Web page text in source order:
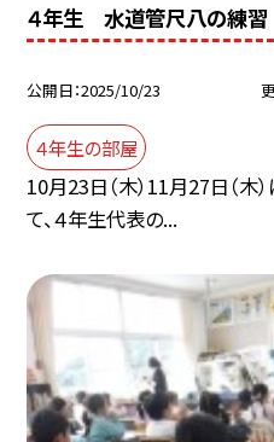
４年生 水道管尺八の練習
公開日 2025/10/23
４年生の部屋
10月23日（木）11月27日（木
て、４年生代表の...